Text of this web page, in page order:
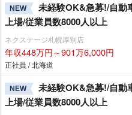
NEW
未経験OK&急募!/自動
上場/従業員数8000人以上
ネクステージ札幌厚別店
年収448万円～901万6,000円
正社員 / 北海道
NEW
未経験OK&急募!/自動
上場/従業員数8000人以上